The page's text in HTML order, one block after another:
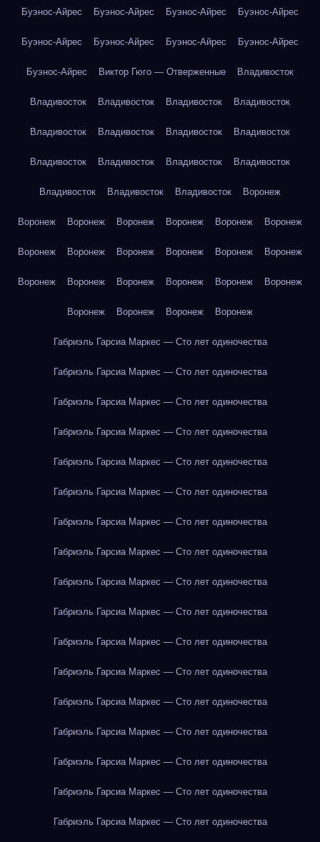
Буэнос-Айрес Буэнос-Айрес Буэнос-Айрес Буэнос-Айрес
Буэнос-Айрес Буэнос-Айрес Буэнос-Айрес Буэнос-Айрес
Буэнос-Айрес Виктор Гюго — Отверженные Владивосток
Владивосток Владивосток Владивосток Владивосток
Владивосток Владивосток Владивосток Владивосток
Владивосток Владивосток Владивосток Владивосток
Владивосток Владивосток Владивосток Воронеж
Воронеж Воронеж Воронеж Воронеж Воронеж Воронеж
Воронеж Воронеж Воронеж Воронеж Воронеж Воронеж
Воронеж Воронеж Воронеж Воронеж Воронеж Воронеж
Воронеж Воронеж Воронеж Воронеж
Габриэль Гарсиа Маркес — Сто лет одиночества
Габриэль Гарсиа Маркес — Сто лет одиночества
Габриэль Гарсиа Маркес — Сто лет одиночества
Габриэль Гарсиа Маркес — Сто лет одиночества
Габриэль Гарсиа Маркес — Сто лет одиночества
Габриэль Гарсиа Маркес — Сто лет одиночества
Габриэль Гарсиа Маркес — Сто лет одиночества
Габриэль Гарсиа Маркес — Сто лет одиночества
Габриэль Гарсиа Маркес — Сто лет одиночества
Габриэль Гарсиа Маркес — Сто лет одиночества
Габриэль Гарсиа Маркес — Сто лет одиночества
Габриэль Гарсиа Маркес — Сто лет одиночества
Габриэль Гарсиа Маркес — Сто лет одиночества
Габриэль Гарсиа Маркес — Сто лет одиночества
Габриэль Гарсиа Маркес — Сто лет одиночества
Габриэль Гарсиа Маркес — Сто лет одиночества
Габриэль Гарсиа Маркес — Сто лет одиночества